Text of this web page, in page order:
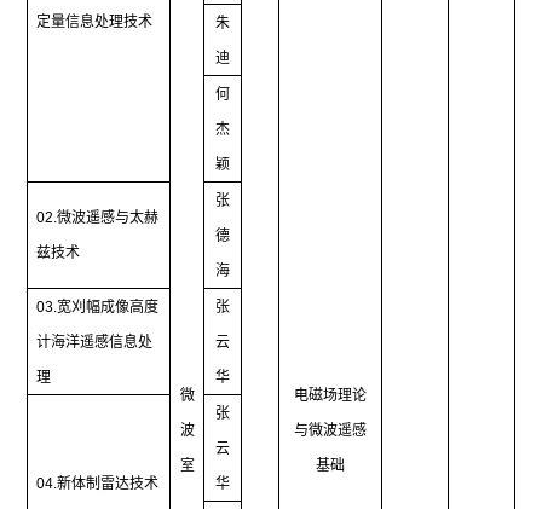
定量信息处理技术
微
波
室
电磁场理论
与微波遥感
基础
朱
迪
何
杰
颖
02.微波遥感与太赫
兹技术
张
德
海
03.宽刈幅成像高度
计海洋遥感信息处
理
张
云
华
04.新体制雷达技术
张
云
华